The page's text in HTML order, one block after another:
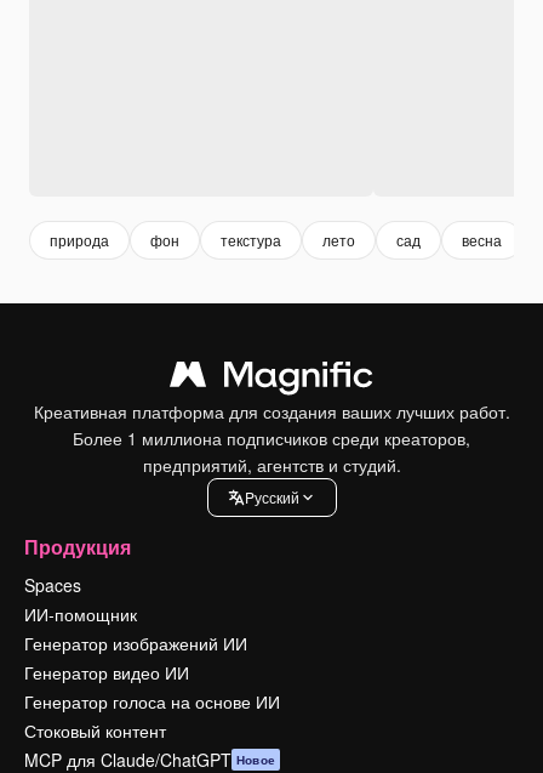
природа фон текстура лето сад весна
Креативная платформа для создания ваших лучших работ.
Более 1 миллиона подписчиков среди креаторов,
предприятий, агентств и студий.
Pусский
Продукция
Spaces
ИИ-помощник
Генератор изображений ИИ
Генератор видео ИИ
Генератор голоса на основе ИИ
Стоковый контент
MCP для Claude/ChatGPT Новое